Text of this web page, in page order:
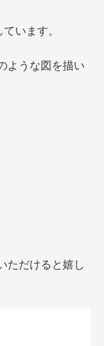
います。
ような図を描い
ただけると嬉し